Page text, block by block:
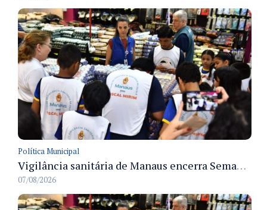
Política Municipal
Vigilância sanitária de Manaus encerra Semana da Vigilância com painel para médicos recém-formados e projeto Fiscal Mirim
07/08/2026